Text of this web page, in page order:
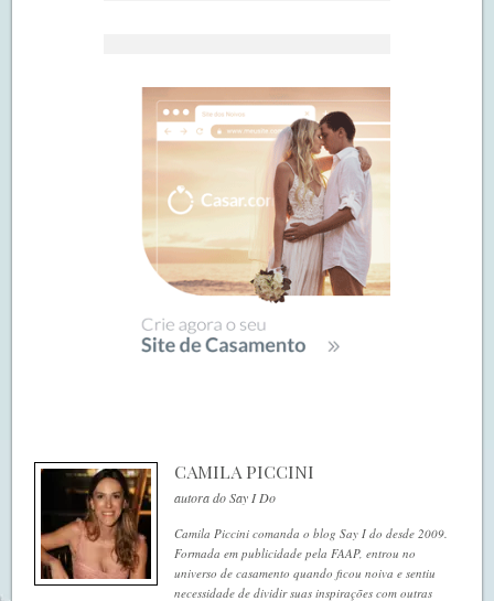
CAMILA PICCINI
autora do Say I Do
Camila Piccini comanda o blog Say I do desde 2009.
Formada em publicidade pela FAAP, entrou no
universo de casamento quando ficou noiva e sentiu
necessidade de dividir suas inspirações com outras